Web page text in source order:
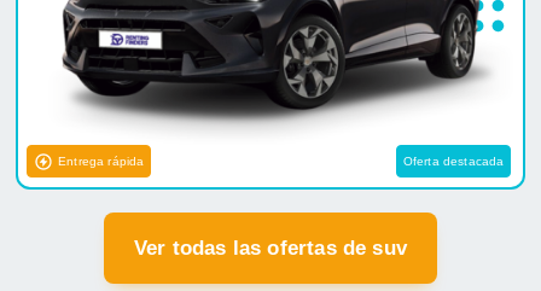
Entrega rápida Oferta destacada
Ver todas las ofertas de suv